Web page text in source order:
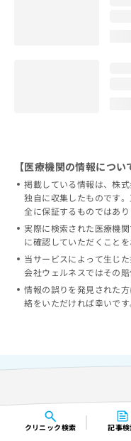
クリニック検索 記事
【医療機関の情報につい
掲載している情報は、株
独自に収集したものです
全に保証するものではあり
実際に検索された医療機
に確認していただくことを
当サービスによって生じ
会社ウェルネスではその
情報の誤りを発見された
絡をいただければ幸いです
都道府県から探す